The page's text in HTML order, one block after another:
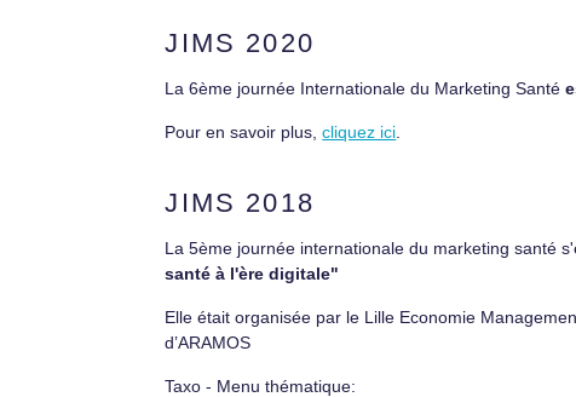
JIMS 2020
La 6ème journée Internationale du Marketing Santé
Pour en savoir plus,cliquez ici
JIMS 2018
La 5ème journée internationale du marketing santé
santé à l'ère digitale"
Elle était organisée par le Lille Economie
d’ARAMOS
Taxo - Menu thématique: